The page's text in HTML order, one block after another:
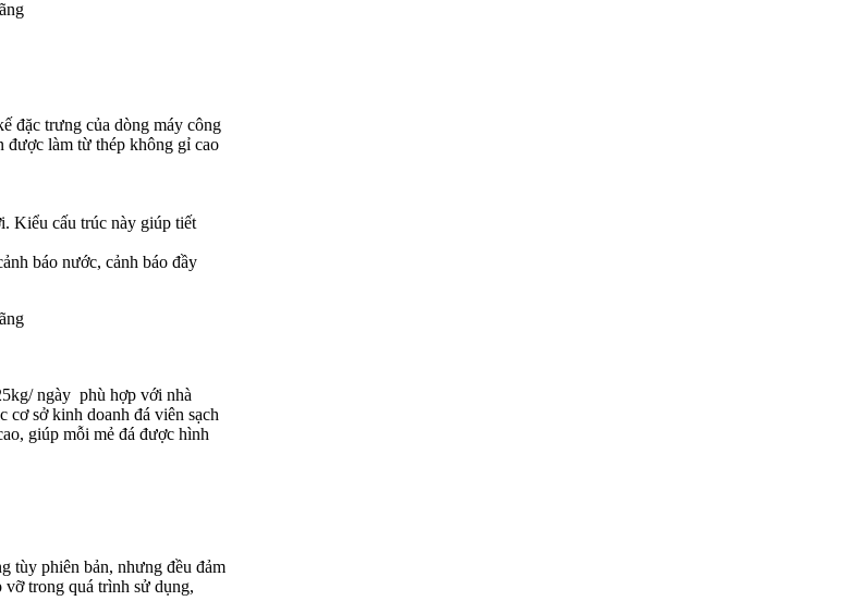
đặc trưng của dòng máy công
được làm từ thép không gỉ cao
Kiểu cấu trúc này giúp tiết
báo nước, cảnh báo đầy
ngày phù hợp với nhà
cơ sở kinh doanh đá viên sạch
giúp mỗi mẻ đá được hình
tùy phiên bản, nhưng đều đảm
vỡ trong quá trình sử dụng,